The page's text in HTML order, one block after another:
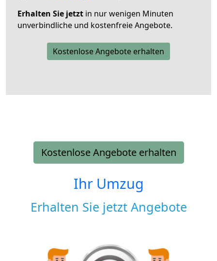
Erhalten Sie jetzt in nur wenigen Minuten
unverbindliche und kostenfreie Angebote.
Kostenlose Angebote erhalten
Kostenlose Angebote erhalten
Ihr Umzug
Erhalten Sie jetzt Angebote